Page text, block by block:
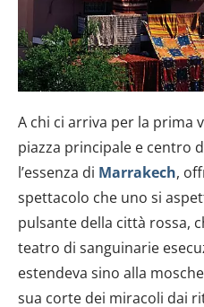
A chi ci arriva per la prima
piazza principale e centro
l’essenza di Marrakech,
spettacolo che uno si
pulsante della città rossa,
teatro di sanguinarie
estendeva sino alla
sua corte dei miracoli dai